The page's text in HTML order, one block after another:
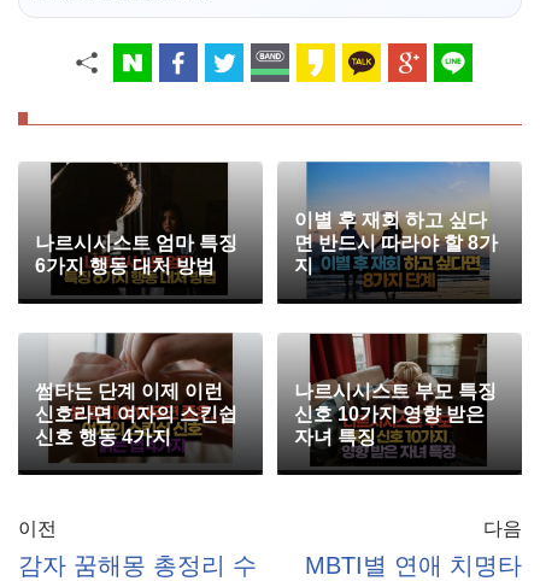
나르시시스트 엄마 특징
6가지 행동 대처 방법
이별 후 재회 하고 싶다
면 반드시 따라야 할 8가
지
썸타는 단계 이제 이런
신호라면 여자의 스킨쉽
신호 행동 4가지
나르시시스트 부모 특징
신호 10가지 영향 받은
자녀 특징
이전
감자 꿈해몽 총정리 수
다음
MBTI별 연애 치명타